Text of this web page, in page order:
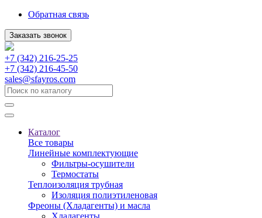
Обратная связь
Заказать звонок
+7 (342) 216-25-25
+7 (342) 216-45-50
sales@sfayros.com
Каталог
Все товары
Линейные комплектующие
Фильтры-осушители
Термостаты
Теплоизоляция трубная
Изоляция полиэтиленовая
Фреоны (Хладагенты) и масла
Хладагенты